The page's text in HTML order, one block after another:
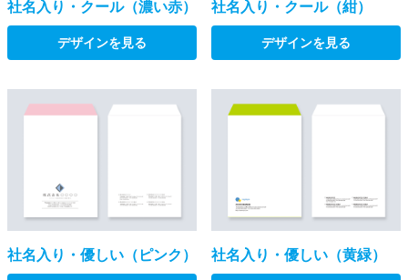
社名入り・クール（濃い赤）
デザインを見る
社名入り・クール（紺）
デザインを見る
社名入り・優しい（ピンク） 社名入り・優しい（黄緑）